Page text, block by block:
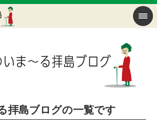
拝島ブログの一覧です